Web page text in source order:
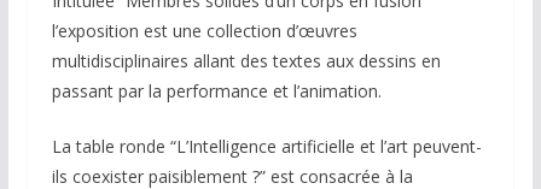
l’exposition est une collection d’œuvres
multidisciplinaires allant des textes aux dessins en
passant par la performance et l’animation.
La table ronde “L’Intelligence artificielle et l’art peuvent-
ils coexister paisiblement ?” est consacrée à la